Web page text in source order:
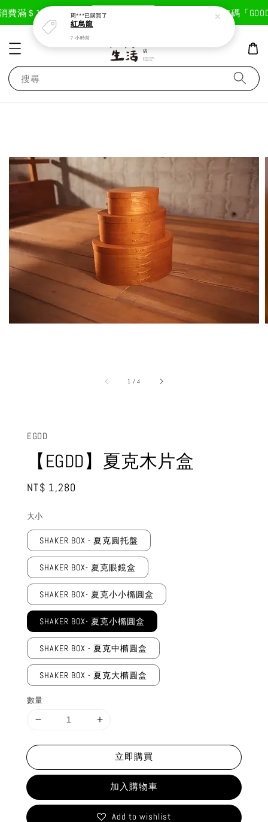
滿＄1800免運費 現在去購物！ 首次註冊輸入折扣碼「
搜尋
1 /4
EGDD
【EGDD】夏克木片盒
Regular
NT$ 1,280
大小
SHAKER BOX - 夏克圓托盤
SHAKER BOX- 夏克眼鏡盒
SHAKER BOX- 夏克小小橢圓盒
SHAKER BOX- 夏克小橢圓盒
SHAKER BOX - 夏克中橢圓盒
SHAKER BOX - 夏克大橢圓盒
數量
立即購買
加入購物車
Add to wishlist
周***已購買了
紅烏龍
7 小時前